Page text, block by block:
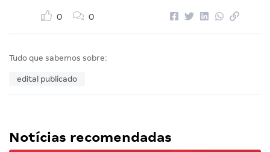
0 0
Tudo que sabemos sobre:
edital publicado
Notícias recomendadas